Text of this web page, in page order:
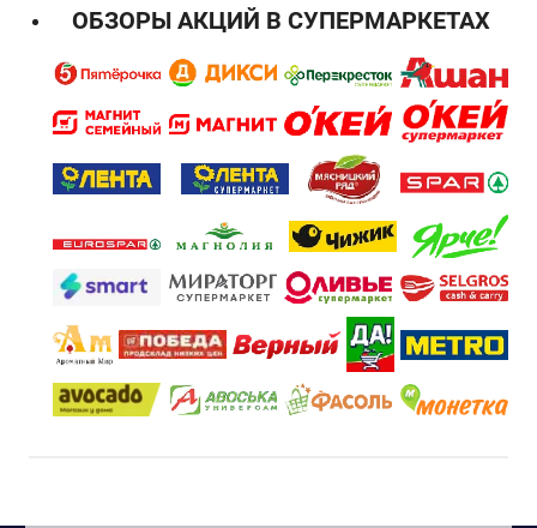
ОБЗОРЫ АКЦИЙ В СУПЕРМАРКЕТАХ